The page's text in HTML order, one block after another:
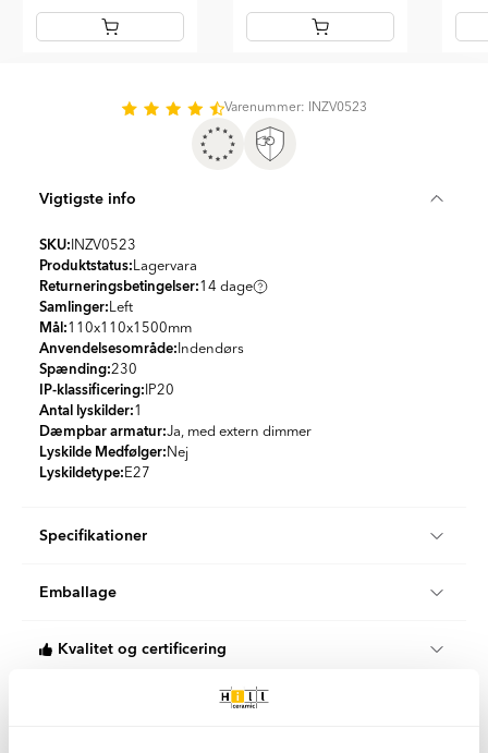
Varenummer: INZV0523
Vigtigste info
SKU: INZV0523
Produktstatus: Lagervara
Returneringsbetingelser:14 dage
Samlinger: Left
Mål:110x110x1500mm
Anvendelsesområde: Indendørs
Spænding:230
IP-klassificering: IP20
Antal lyskilder:1
Dæmpbar armatur:Ja, med extern dimmer
Lyskilde Medfølger: Nej
Lyskildetype: E27
Specifikationer
Produktmateriale:
Farve: Gra
Stil:Industrial
Emballage
Stk/boks:
KG per Kasse:1.1
Kvalitet og certificering
Når du køber interiørprodukter hos Hill Ceramic, kan du være
Klimakompenseret levering